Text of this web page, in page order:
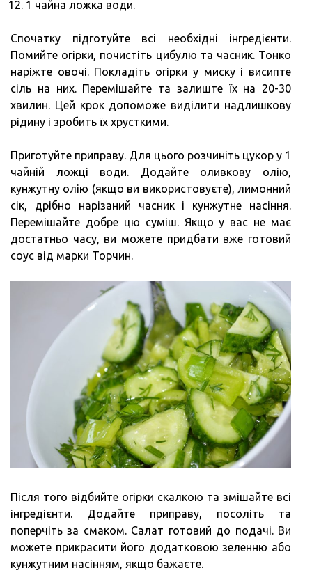
1 чайна ложка води.
Спочатку підготуйте всі необхідні інгредієнти.
Помийте огірки, почистіть цибулю та часник. Тонко
наріжте овочі. Покладіть огірки у миску і висипте
сіль на них. Перемішайте та залиште їх на 20-30
хвилин. Цей крок допоможе виділити надлишкову
рідину і зробить їх хрусткими.
Приготуйте приправу. Для цього розчиніть цукор у 1
чайній ложці води. Додайте оливкову олію,
кунжутну олію (якщо ви використовуєте), лимонний
сік, дрібно нарізаний часник і кунжутне насіння.
Перемішайте добре цю суміш. Якщо у вас не має
достатньо часу, ви можете придбати вже готовий
соус від марки Торчин.
Після того відбийте огірки скалкою та змішайте всі
інгредієнти. Додайте приправу, посоліть та
поперчіть за смаком. Салат готовий до подачі. Ви
можете прикрасити його додатковою зеленню або
кунжутним насінням, якщо бажаєте.